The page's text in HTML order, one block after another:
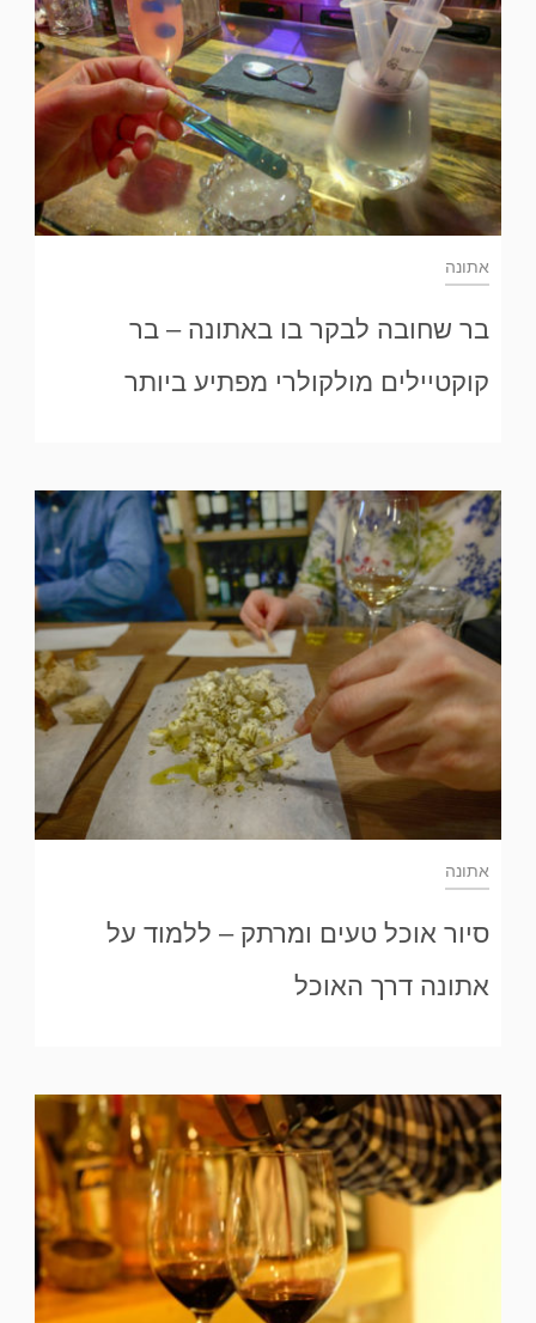
אתונה
בר שחובה לבקר בו באתונה – בר
קוקטיילים מולקולרי מפתיע ביותר
אתונה
סיור אוכל טעים ומרתק – ללמוד על
אתונה דרך האוכל